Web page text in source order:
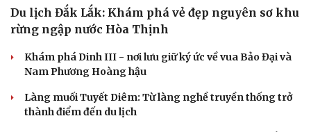
Du lịch Đắk Lắk: Khám phá vẻ đẹp nguyên sơ khu
rừng ngập nước Hòa Thịnh
Khám phá Dinh III - nơi lưu giữ ký ức về vua Bảo Đại và
Nam Phương Hoàng hậu
Làng muối Tuyết Diêm: Từ làng nghề truyền thống trở
thành điểm đến du lịch